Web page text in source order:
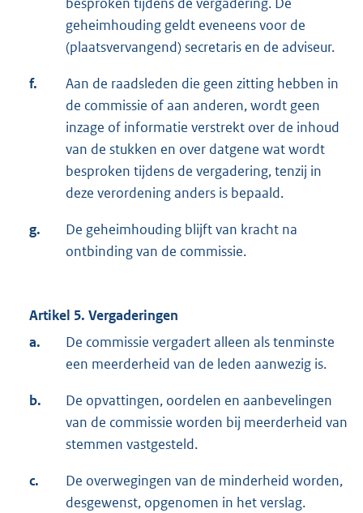
geheimhouding geldt eveneens voor de
(plaatsvervangend) secretaris en de adviseur.
f.
Aan de raadsleden die geen zitting hebben in
de commissie of aan anderen, wordt geen
inzage of informatie verstrekt over de inhoud
van de stukken en over datgene wat wordt
besproken tijdens de vergadering, tenzij in
deze verordening anders is bepaald.
g.
De geheimhouding blijft van kracht na
ontbinding van de commissie.
Artikel 5. Vergaderingen
a.
De commissie vergadert alleen als tenminste
een meerderheid van de leden aanwezig is.
b.
De opvattingen, oordelen en aanbevelingen
van de commissie worden bij meerderheid van
stemmen vastgesteld.
c.
De overwegingen van de minderheid worden,
desgewenst, opgenomen in het verslag.